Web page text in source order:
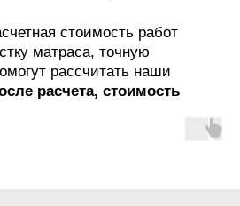
стоимость работ
матраса, точную
рассчитать наши
расчета, стоимость